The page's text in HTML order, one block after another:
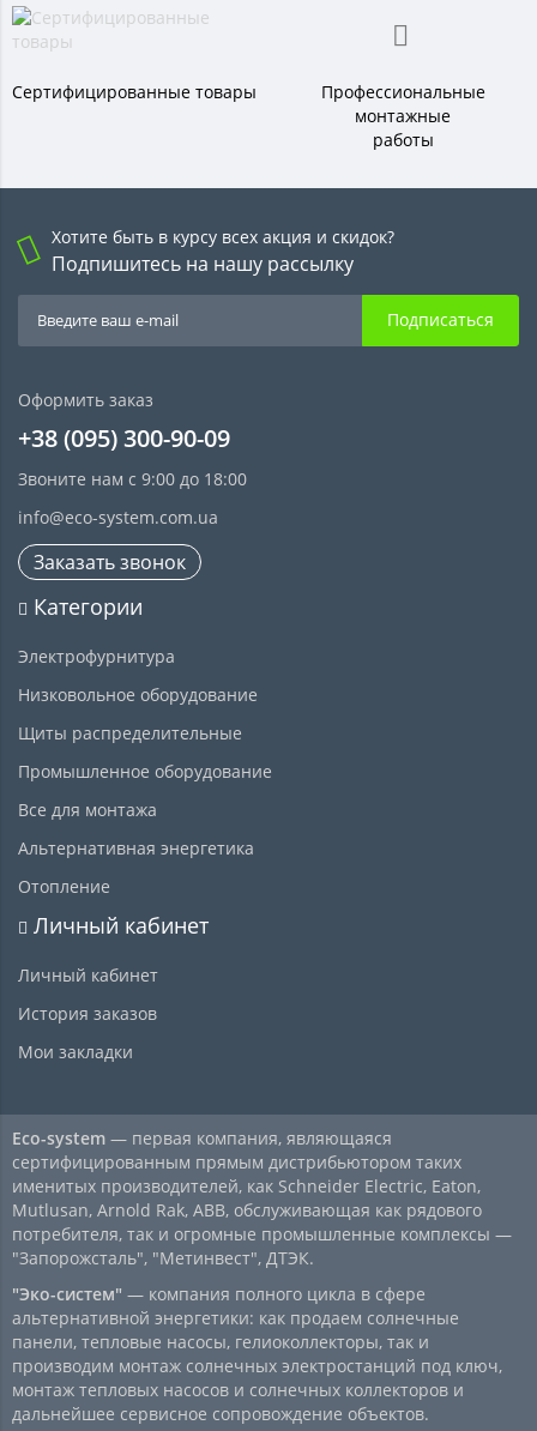
Сертифицированные товары
Профессиональные
монтажные
работы
Хотите быть в курсу всех акция и скидок?
Подпишитесь на нашу рассылку
Подписаться
Оформить заказ
+38 (095) 300-90-09
Звоните нам с 9:00 до 18:00
info@eco-system.com.ua
Заказать звонок
Категории
Электрофурнитура
Низковольное оборудование
Щиты распределительные
Промышленное оборудование
Все для монтажа
Альтернативная энергетика
Отопление
Личный кабинет
Личный кабинет
История заказов
Мои закладки
Eco-system — первая компания, являющаяся
сертифицированным прямым дистрибьютором таких
именитых производителей, как Schneider Electric, Eaton,
Mutlusan, Arnold Rak, ABB, обслуживающая как рядового
потребителя, так и огромные промышленные комплексы —
"Запорожсталь", "Метинвест", ДТЭК.
"Эко-систем" — компания полного цикла в сфере
альтернативной энергетики: как продаем солнечные
панели, тепловые насосы, гелиоколлекторы, так и
производим монтаж солнечных электростанций под ключ,
монтаж тепловых насосов и солнечных коллекторов и
дальнейшее сервисное сопровождение объектов.